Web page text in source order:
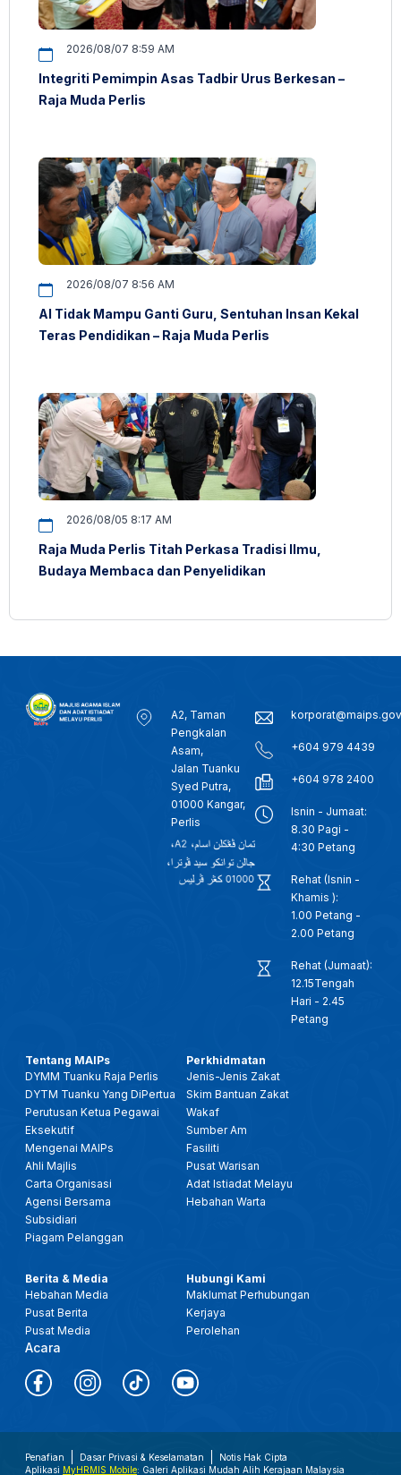
2026/08/07 8:59 AM
Integriti Pemimpin Asas Tadbir Urus Berkesan –
Raja Muda Perlis
2026/08/07 8:56 AM
AI Tidak Mampu Ganti Guru, Sentuhan Insan Kekal
Teras Pendidikan – Raja Muda Perlis
2026/08/05 8:17 AM
Raja Muda Perlis Titah Perkasa Tradisi Ilmu,
Budaya Membaca dan Penyelidikan
A2, Taman
Pengkalan
Asam,
Jalan Tuanku
Syed Putra,
01000 Kangar,
Perlis
+604 979 4439
+604 978 2400
Isnin - Jumaat:
8.30 Pagi -
4:30 Petang
Rehat (Isnin -
Khamis ):
1.00 Petang -
2.00 Petang
Rehat (Jumaat):
12.15Tengah
Hari - 2.45
Petang
Tentang MAIPs
DYMM Tuanku Raja Perlis
DYTM Tuanku Yang DiPertua
Perutusan Ketua Pegawai
Eksekutif
Mengenai MAIPs
Ahli Majlis
Carta Organisasi
Agensi Bersama
Subsidiari
Piagam Pelanggan
Perkhidmatan
Jenis-Jenis Zakat
Skim Bantuan Zakat
Wakaf
Sumber Am
Fasiliti
Pusat Warisan
Adat Istiadat Melayu
Hebahan Warta
Berita & Media
Hebahan Media
Pusat Berita
Pusat Media
Acara
Hubungi Kami
Maklumat Perhubungan
Kerjaya
Perolehan
Penafian Dasar Privasi & Keselamatan
Notis Hak Cipta
Aplikasi MyHRMIS Mobile: Galeri Aplikasi Mudah Alih Kerajaan Malaysia